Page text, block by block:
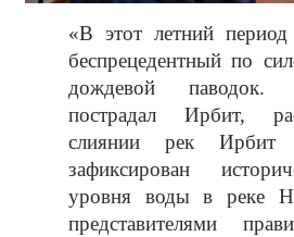
«В этот летний период
беспрецедентный по
дождевой паводок.
пострадал Ирбит,
слиянии рек
зафиксирован
уровня воды в реке
представителями